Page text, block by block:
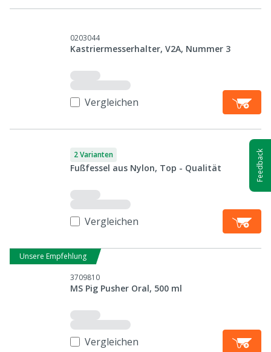
0203044
Kastriermesserhalter, V2A, Nummer 3
Vergleichen
2 Varianten
Fußfessel aus Nylon, Top - Qualität
Vergleichen
Unsere Empfehlung
3709810
MS Pig Pusher Oral, 500 ml
Vergleichen
Feedback